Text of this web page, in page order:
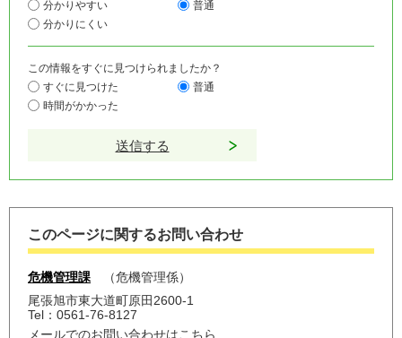
分かりやすい
普通
分かりにくい
この情報をすぐに見つけられましたか？
すぐに見つけた
普通
時間がかかった
このページに関するお問い合わせ
危機管理課
危機管理係
尾張旭市東大道町原田2600-1
Tel：0561-76-8127
メールでのお問い合わせはこちら